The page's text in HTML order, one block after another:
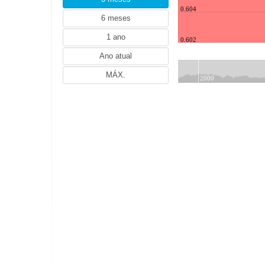
ZAR (Rand sul-africano)
TRY (Lira turca)
PLN (Zloti polaco)
MYR (Ringgit malaio)
NOK (Coroa norueguesa)
0.602
0.604
2000